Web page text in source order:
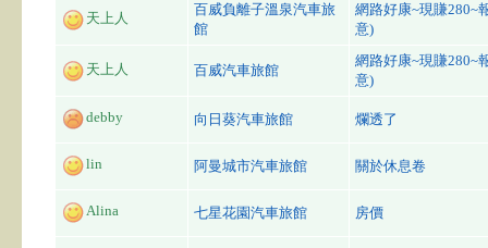
天上人
百威負離子溫泉汽車旅
館
網路好康~現賺280~
意)
天上人 百威汽車旅館
網路好康~現賺280~
意)
debby 向日葵汽車旅館 爛透了
lin 阿曼城市汽車旅館 關於休息卷
Alina 七星花園汽車旅館 房價